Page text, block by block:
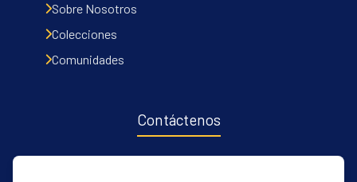
Sobre Nosotros
Colecciones
Comunidades
Contáctenos